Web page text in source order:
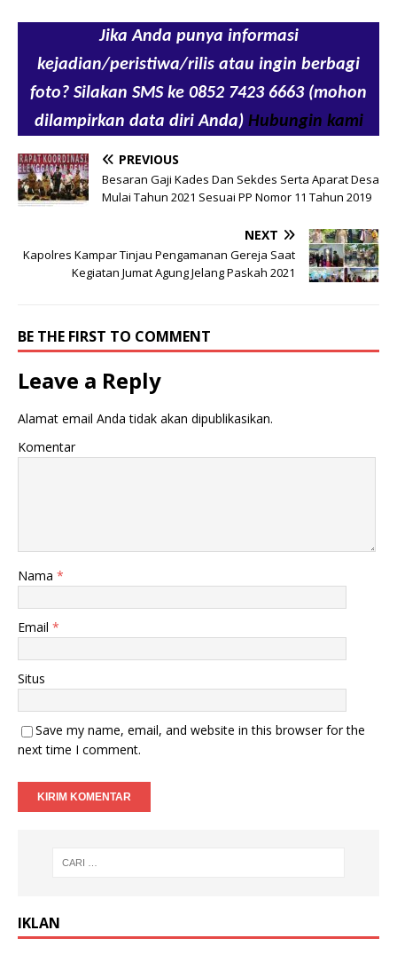
Jika Anda punya informasi
kejadian/peristiwa/rilis atau ingin berbagi
foto? Silakan SMS ke 0852 7423 6663 (mohon
dilampirkan data diri Anda) Hubungin kami
PREVIOUS
Besaran Gaji Kades Dan Sekdes Serta Aparat Desa
Mulai Tahun 2021 Sesuai PP Nomor 11 Tahun 2019
NEXT
Kapolres Kampar Tinjau Pengamanan Gereja Saat
Kegiatan Jumat Agung Jelang Paskah 2021
BE THE FIRST TO COMMENT
Leave a Reply
Alamat email Anda tidak akan dipublikasikan.
Komentar
Nama *
Email *
Situs
Save my name, email, and website in this browser for the
next time I comment.
IKLAN